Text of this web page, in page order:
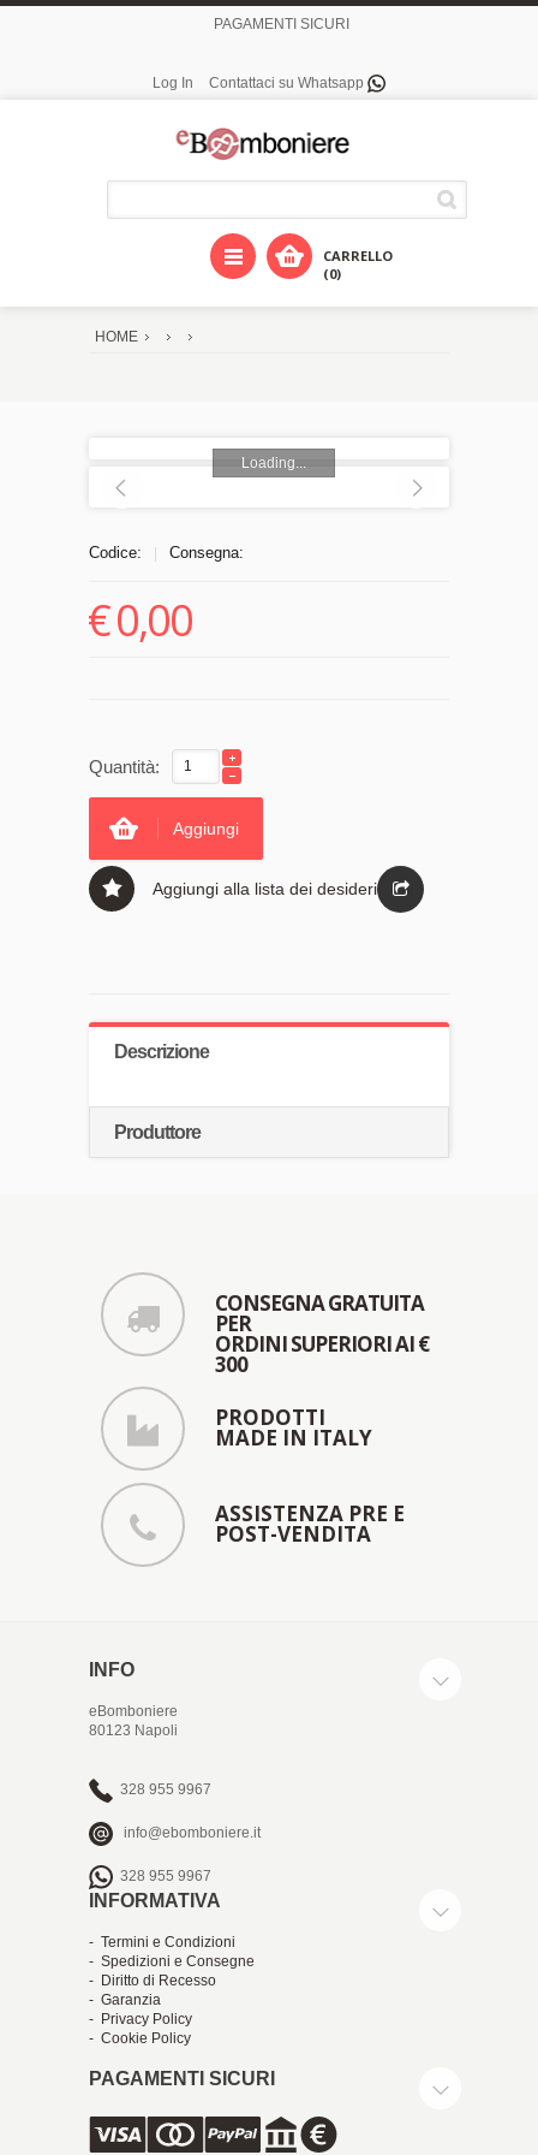
PAGAMENTI SICURI
Log In Contattaci su Whatsapp
CARRELLO
(0)
HOME
Loading...
Codice: Consegna:
€0,00
Quantità:
Aggiungi
Aggiungi alla lista dei desideri
Descrizione
Produttore
CONSEGNA GRATUITA
PER
ORDINI SUPERIORI AI €
300
PRODOTTI
MADE IN ITALY
ASSISTENZA PRE E
POST-VENDITA
INFO
eBomboniere
80123 Napoli
328 955 9967
info@ebomboniere.it
328 955 9967
INFORMATIVA
- Termini e Condizioni
- Spedizioni e Consegne
- Diritto di Recesso
- Garanzia
- Privacy Policy
- Cookie Policy
PAGAMENTI SICURI